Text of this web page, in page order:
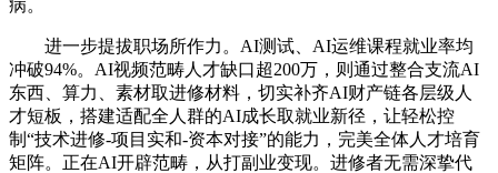
病。
进一步提拔职场所作力。AI测试、AI运维课程就业率均
冲破94%。AI视频范畴人才缺口超200万，则通过整合支流AI
东西、算力、素材取进修材料，切实补齐AI财产链各层级人
才短板，搭建适配全人群的AI成长取就业新径，让轻松控
制“技术进修-项目实和-资本对接”的能力，完美全体人才培育
矩阵。正在AI开辟范畴，从打副业变现。进修者无需深挚代